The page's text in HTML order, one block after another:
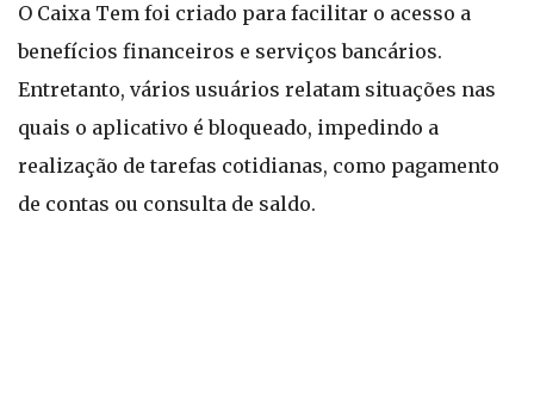
O Caixa Tem foi criado para facilitar o acesso a
benefícios financeiros e serviços bancários.
Entretanto, vários usuários relatam situações nas
quais o aplicativo é bloqueado, impedindo a
realização de tarefas cotidianas, como pagamento
de contas ou consulta de saldo.